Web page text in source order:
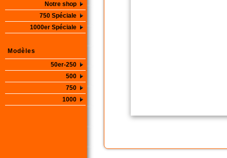
Notre shop
750 Spéciale
1000er Spéciale
Modèles
50er-250
500
750
1000